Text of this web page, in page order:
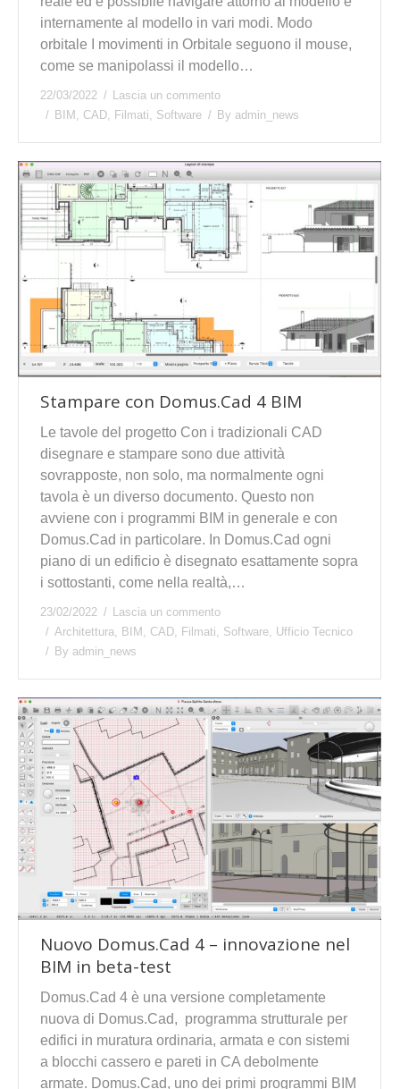
internamente al modello in vari modi. Modo
orbitale I movimenti in Orbitale seguono il mouse,
come se manipolassi il modello…
22/03/2022
Lascia un commento
BIM
CAD Filmati Software By admin_news
Stampare con Domus.Cad 4 BIM
Le tavole del progetto Con i tradizionali CAD
disegnare e stampare sono due attività
sovrapposte, non solo, ma normalmente ogni
tavola è un diverso documento. Questo non
avviene con i programmi BIM in generale e con
Domus.Cad in particolare. In Domus.Cad ogni
piano di un edificio è disegnato esattamente sopra
i sottostanti, come nella realtà,…
23/02/2022
Lascia un commento
Architettura
BIM CAD Filmati Software Ufficio Tecnico
By admin_news
Nuovo Domus.Cad 4 – innovazione nel
BIM in beta-test
Domus.Cad 4 è una versione completamente
nuova di Domus.Cad, programma strutturale per
edifici in muratura ordinaria, armata e con sistemi
a blocchi cassero e pareti in CA debolmente
armate. Domus.Cad, uno dei primi programmi BIM